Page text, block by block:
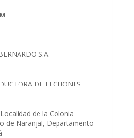
S.A.
DE LECHONES
de la Colonia
de Naranjal, Departamento